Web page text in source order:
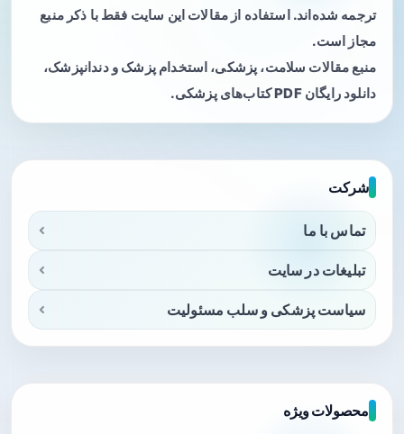
ترجمه شده‌اند. استفاده از مقالات این سایت فقط با ذکر منبع
مجاز است.
منبع مقالات سلامت، پزشکی، استخدام پزشک و دندانپزشک،
دانلود رایگان PDF کتاب‌های پزشکی.
شرکت
تماس با ما
تبلیغات در سایت
سیاست پزشکی و سلب مسئولیت
محصولات ویژه